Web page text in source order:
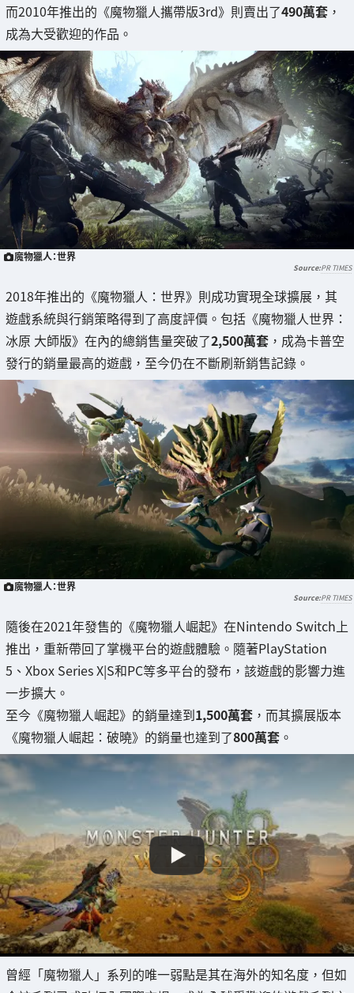
而2010年推出的《魔物獵人攜帶版3rd》則賣出了490萬套 ，
成為大受歡迎的作品。
魔物獵人：世界
PR TIMES
2018年推出的《魔物獵人：世界》則成功實現全球擴展，其
遊戲系統與行銷策略得到了高度評價。包括《魔物獵人世界：
冰原 大師版》在內的總銷售量突破了2,500萬套 ，成為卡普空
發行的銷量最高的遊戲，至今仍在不斷刷新銷售記錄。
魔物獵人：世界
PR TIMES
隨後在2021年發售的《魔物獵人崛起》在Nintendo Switch上
推出，重新帶回了掌機平台的遊戲體驗。隨著PlayStation
5、Xbox Series X|S和PC等多平台的發布，該遊戲的影響力進
一步擴大。
至今《魔物獵人崛起》的銷量達到1,500萬套 ，而其擴展版本
《魔物獵人崛起：破曉》的銷量也達到了800萬套 。
曾經「魔物獵人」系列的唯一弱點是其在海外的知名度，但如